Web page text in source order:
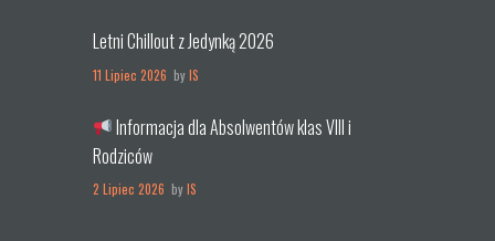
Letni Chillout z Jedynką 2026
11 Lipiec 2026 byIS
Informacja dla Absolwentów klas VIII i
Rodziców
2 Lipiec 2026 byIS